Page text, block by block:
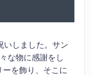
いしました。サン
な物に感謝をし
を飾り、そこに